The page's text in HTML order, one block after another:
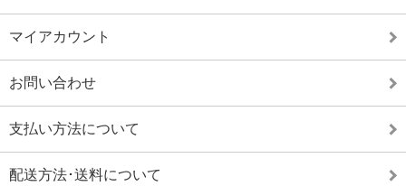
マイアカウント
お問い合わせ
支払い方法について
配送方法･送料について